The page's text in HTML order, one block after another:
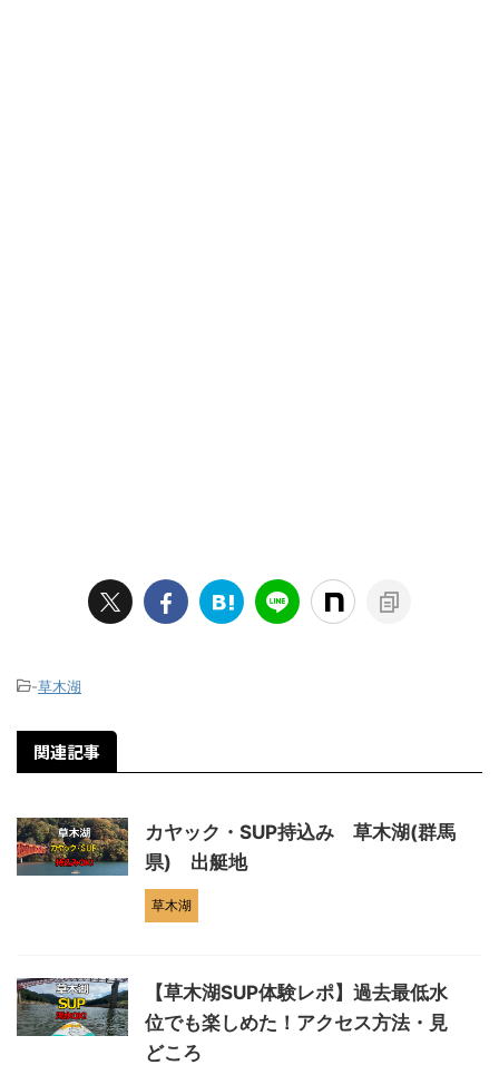
-草木湖
関連記事
カヤック・SUP持込み 草木湖(群馬
県) 出艇地
草木湖
【草木湖SUP体験レポ】過去最低水
位でも楽しめた！アクセス方法・見
どころ